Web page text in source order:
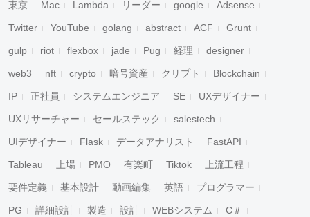
東京 Mac Lambda リーダー google Adsense
Twitter YouTube golang abstract ACF Grunt
gulp riot flexbox jade Pug 経理 designer
web3 nft crypto 暗号資産 クリプト Blockchain
IP 正社員 システムエンジニア SE UXデザイナー
UXリサーチャー セールステック salestech
UIデザイナー Flask データアナリスト FastAPI
Tableau 上場 PMO 有楽町 Tiktok 上流工程
要件定義 基本設計 動画編集 英語 プログラマー
PG 詳細設計 製造 設計 WEBシステム C＃